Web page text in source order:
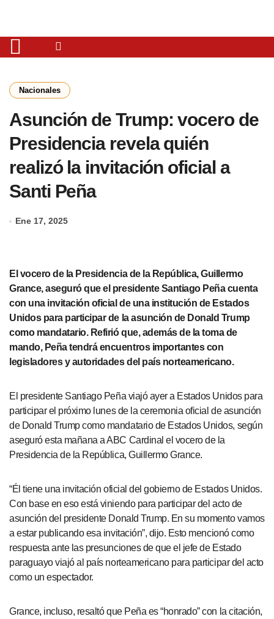
Nacionales
Asunción de Trump: vocero de
Presidencia revela quién
realizó la invitación oficial a
Santi Peña
Ene 17, 2025
El vocero de la Presidencia de la República, Guillermo
Grance, aseguró que el presidente Santiago Peña cuenta
con una invitación oficial de una institución de Estados
Unidos para participar de la asunción de Donald Trump
como mandatario. Refirió que, además de la toma de
mando, Peña tendrá encuentros importantes con
legisladores y autoridades del país norteamericano.
El presidente Santiago Peña viajó ayer a Estados Unidos para
participar el próximo lunes de la ceremonia oficial de asunción
de Donald Trump como mandatario de Estados Unidos, según
aseguró esta mañana a ABC Cardinal el vocero de la
Presidencia de la República, Guillermo Grance.
“Él tiene una invitación oficial del gobierno de Estados Unidos.
Con base en eso está viniendo para participar del acto de
asunción del presidente Donald Trump. En su momento vamos
a estar publicando esa invitación”, dijo. Esto mencionó como
respuesta ante las presunciones de que el jefe de Estado
paraguayo viajó al país norteamericano para participar del acto
como un espectador.
Grance, incluso, resaltó que Peña es “honrado” con la citación,